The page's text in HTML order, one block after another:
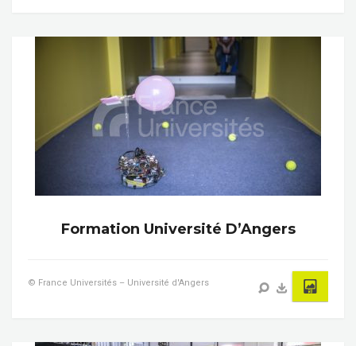
Formation Université D’Angers
© France Universités – Université d'Angers